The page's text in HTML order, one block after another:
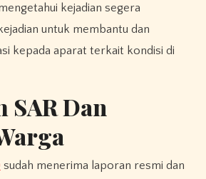
kejadian segera
untuk membantu dan
kepada aparat terkait kondisi di
SAR Dan
sudah menerima laporan resmi dan